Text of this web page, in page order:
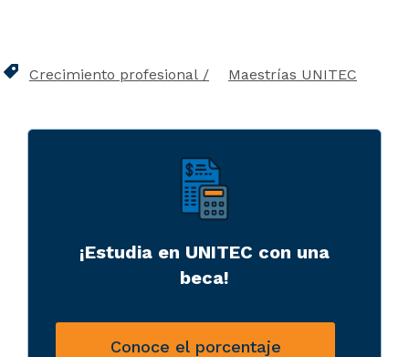
Crecimiento profesional Maestrías UNITEC
¡Estudia en UNITEC con una
beca!
Conoce el porcentaje